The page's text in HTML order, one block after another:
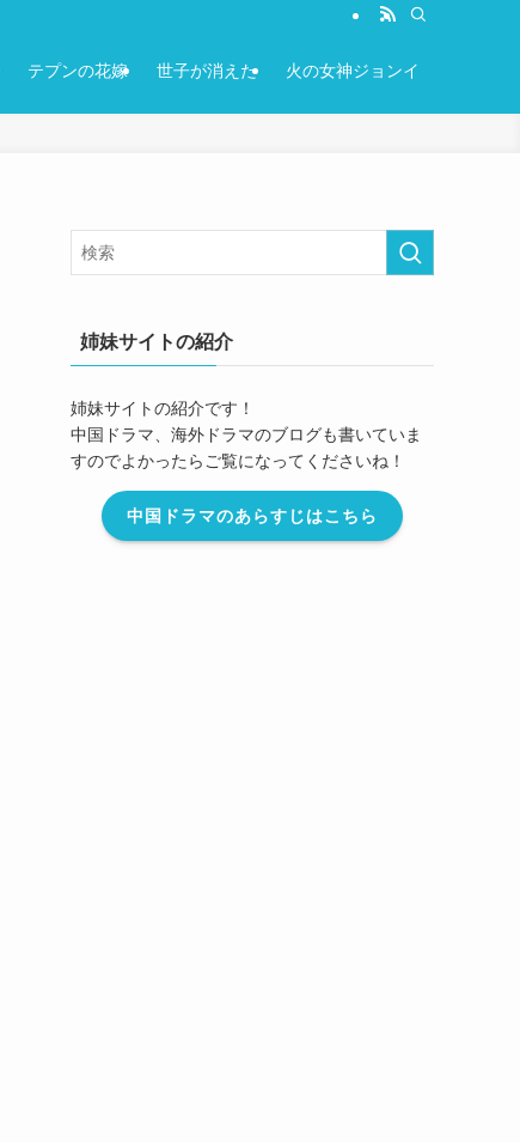
テプンの花嫁 世子が消えた 火の女神ジョンイ
姉妹サイトの紹介
姉妹サイトの紹介です！
中国ドラマ、海外ドラマのブログも書いていま
すのでよかったらご覧になってくださいね！
中国ドラマのあらすじはこちら